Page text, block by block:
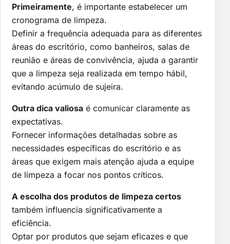
Primeiramente, é importante estabelecer um
cronograma de limpeza.
Definir a frequência adequada para as diferentes
áreas do escritório, como banheiros, salas de
reunião e áreas de convivência, ajuda a garantir
que a limpeza seja realizada em tempo hábil,
evitando acúmulo de sujeira.
Outra dica valiosa é comunicar claramente as
expectativas.
Fornecer informações detalhadas sobre as
necessidades específicas do escritório e as
áreas que exigem mais atenção ajuda a equipe
de limpeza a focar nos pontos críticos.
A escolha dos produtos de limpeza certos
também influencia significativamente a
eficiência.
Optar por produtos que sejam eficazes e que